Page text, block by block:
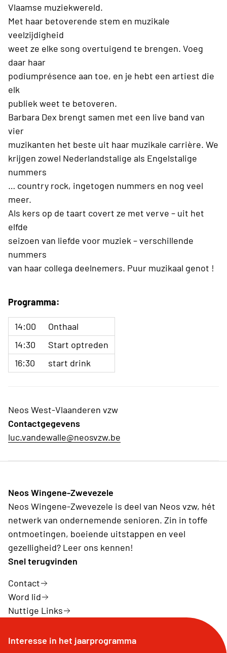
Vlaamse muziekwereld.
Met haar betoverende stem en muzikale
veelzijdigheid
weet ze elke song overtuigend te brengen. Voeg
daar haar
podiumprésence aan toe, en je hebt een artiest die
elk
publiek weet te betoveren.
Barbara Dex brengt samen met een live band van
vier
muzikanten het beste uit haar muzikale carrière. We
krijgen zowel Nederlandstalige als Engelstalige
nummers
… country rock, ingetogen nummers en nog veel
meer.
Als kers op de taart covert ze met verve – uit het
elfde
seizoen van liefde voor muziek – verschillende
nummers
van haar collega deelnemers. Puur muzikaal genot !
Programma:
14:00
Onthaal
14:30
Start optreden
16:30
start drink
Neos West-Vlaanderen vzw
Contactgegevens
luc.vandewalle@neosvzw.be
Neos Wingene-Zwevezele
Neos Wingene-Zwevezele is deel van Neos vzw, hét
netwerk van ondernemende senioren. Zin in toffe
ontmoetingen, boeiende uitstappen en veel
gezelligheid? Leer ons kennen!
Snel terugvinden
Contact
Word lid
Nuttige Links
Interesse in het jaarprogramma